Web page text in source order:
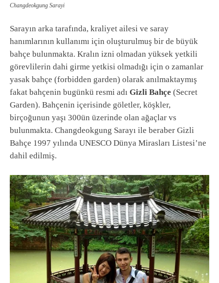
Changdeokgung Sarayi
Sarayın arka tarafında, kraliyet ailesi ve saray
hanımlarının kullanımı için oluşturulmuş bir de büyük
bahçe bulunmakta. Kralın izni olmadan yüksek yetkili
görevlilerin dahi girme yetkisi olmadığı için o zamanlar
yasak bahçe (forbidden garden) olarak anılmaktaymış
fakat bahçenin bugünkü resmi adı Gizli Bahçe (Secret
Garden). Bahçenin içerisinde göletler, köşkler,
birçoğunun yaşı 300ün üzerinde olan ağaçlar vs
bulunmakta. Changdeokgung Sarayı ile beraber Gizli
Bahçe 1997 yılında UNESCO Dünya Mirasları Listesi’ne
dahil edilmiş.